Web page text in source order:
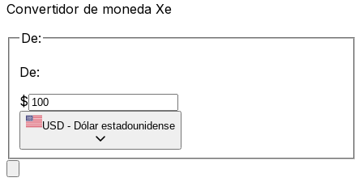
Convertidor de moneda Xe
De:
De:
$
USD - Dólar estadounidense